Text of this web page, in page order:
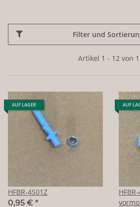
Filter und
Artikel 1 - 12 von
AUF LAGER
HFBR-4501Z
0,95 € *
AUF